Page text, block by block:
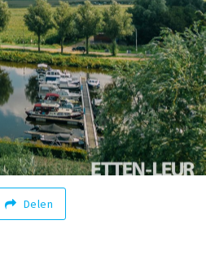
Delen